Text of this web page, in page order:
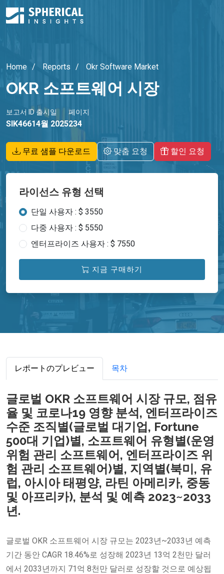
Home Reports Okr Software Market
OKR 소프트웨어 시장
보고서 ID
SIK4661
출시일
4월 2025
페이지
234
무료 샘플 다운로드 맞춤 요청 할인 요청
라이선스 유형 선택
단일 사용자 : $ 3550
다중 사용자 : $ 5550
엔터프라이즈 사용자 : $ 7550
지금 구매하기
レポートのプレビュー 목차
글로벌 OKR 소프트웨어 시장 규모, 점유
율 및 코로나19 영향 분석, 엔터프라이즈
수준 조직별(글로벌 대기업, Fortune
500대 기업)별, 소프트웨어 유형별(운영
위험 관리 소프트웨어, 엔터프라이즈 위
험 관리 소프트웨어)별, 지역별(북미, 유
럽, 아시아 태평양, 라틴 아메리카, 중동
및 아프리카), 분석 및 예측 2023~2033
년.
글로벌 OKR 소프트웨어 시장 규모는 2023년~2033년 예측
기간 동안 CAGR 18.46%로 성장해 2023년 13억 2천만 달러
에서 2033년까지 71억 8천만 달러로 성장할 것으로 예상됩